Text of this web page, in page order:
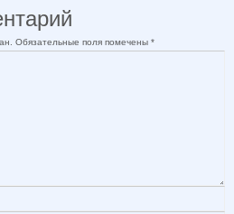
Обязательные поля помечены *